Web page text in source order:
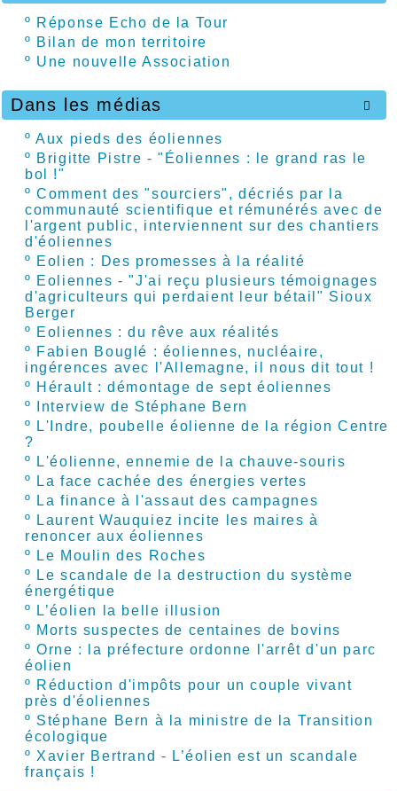
º Réponse Echo de la Tour
º Bilan de mon territoire
º Une nouvelle Association

Dans les médias
ºAux pieds des éoliennes
º Brigitte Pistre - "Éoliennes : le grand ras le
bol !"
ºComment des "sourciers", décriés par la
communauté scientifique et rémunérés avec de
l'argent public, interviennent sur des chantiers
d'éoliennes
º Eolien : Des promesses à la réalité
º Eoliennes - "J'ai reçu plusieurs témoignages
d'agriculteurs qui perdaient leur bétail" Sioux
Berger
º Eoliennes : du rêve aux réalités
º Fabien Bouglé : éoliennes, nucléaire,
ingérences avec l'Allemagne, il nous dit tout !
º Hérault : démontage de sept éoliennes
º
Interview de Stéphane Bern
º L'Indre, poubelle éolienne de la région Centre
?
º L'éolienne, ennemie de la chauve-souris
º La face cachée des énergies vertes
º La finance à l'assaut des campagnes
º Laurent Wauquiez incite les maires à
renoncer aux éoliennes
º Le Moulin des Roches
º Le scandale de la destruction du système
énergétique
º L’éolien la belle illusion
º Morts suspectes de centaines de bovins
ºOrne : la préfecture ordonne l'arrêt d'un parc
éolien
º Réduction d'impôts pour un couple vivant
près d'éoliennes
º Stéphane Bern à la ministre de la Transition
écologique
º Xavier Bertrand - L’éolien est un scandale
français !